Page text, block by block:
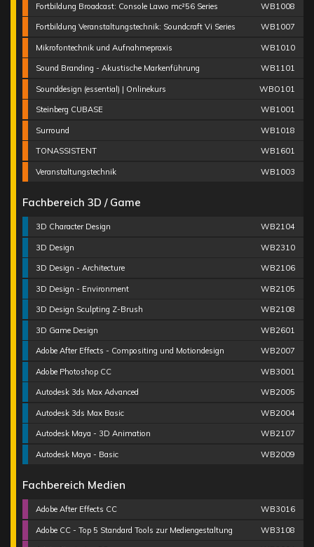
Fortbildung Broadcast: Console Lawo mc²56 Series WB1008
Fortbildung Veranstaltungstechnik: Soundcraft Vi Series WB1007
Mikrofontechnik und Aufnahmepraxis WB1010
Sound Branding - Akustische Markenführung WB1101
Sounddesign (essential) | Onlinekurs WBO101
Steinberg CUBASE WB1001
Surround WB1018
TONASSISTENT WB1601
Veranstaltungstechnik WB1003
Fachbereich 3D / Game
3D Character Design WB2104
3D Design WB2310
3D Design - Architecture WB2106
3D Design - Environment WB2105
3D Design Sculpting Z-Brush WB2108
3D Game Design WB2601
Adobe After Effects - Compositing und Motiondesign WB2007
Adobe Photoshop CC WB3001
Autodesk 3ds Max Advanced WB2005
Autodesk 3ds Max Basic WB2004
Autodesk Maya - 3D Animation WB2107
Autodesk Maya - Basic WB2009
Fachbereich Medien
Adobe After Effects CC WB3016
Adobe CC - Top 5 Standard Tools zur Mediengestaltung WB3108